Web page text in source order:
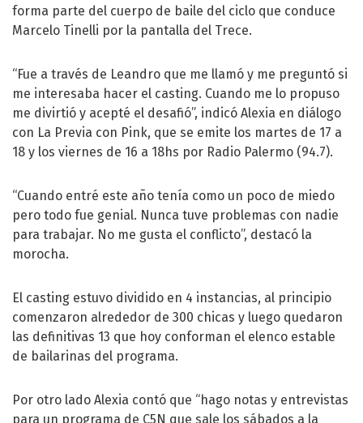
forma parte del cuerpo de baile del ciclo que conduce
Marcelo Tinelli por la pantalla del Trece.
“Fue a través de Leandro que me llamó y me preguntó si
me interesaba hacer el casting. Cuando me lo propuso
me divirtió y acepté el desafió”, indicó Alexia en diálogo
con La Previa con Pink, que se emite los martes de 17 a
18 y los viernes de 16 a 18hs por Radio Palermo (94.7).
“Cuando entré este año tenía como un poco de miedo
pero todo fue genial. Nunca tuve problemas con nadie
para trabajar. No me gusta el conflicto”, destacó la
morocha.
El casting estuvo dividido en 4 instancias, al principio
comenzaron alrededor de 300 chicas y luego quedaron
las definitivas 13 que hoy conforman el elenco estable
de bailarinas del programa.
Por otro lado Alexia contó que “hago notas y entrevistas
para un programa de C5N que sale los sábados a la